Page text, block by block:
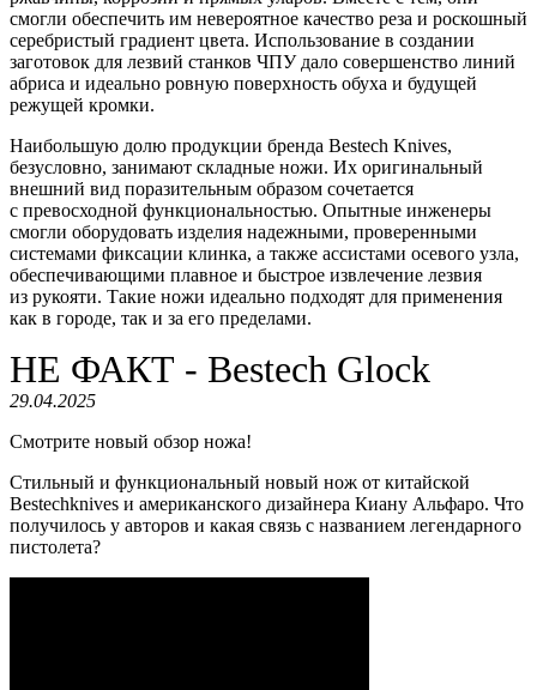
смогли обеспечить им невероятное качество реза и роскошный
серебристый градиент цвета. Использование в создании
заготовок для лезвий станков ЧПУ дало совершенство линий
абриса и идеально ровную поверхность обуха и будущей
режущей кромки.
Наибольшую долю продукции бренда Bestech Knives,
безусловно, занимают складные ножи. Их оригинальный
внешний вид поразительным образом сочетается
с превосходной функциональностью. Опытные инженеры
смогли оборудовать изделия надежными, проверенными
системами фиксации клинка, а также ассистами осевого узла,
обеспечивающими плавное и быстрое извлечение лезвия
из рукояти. Такие ножи идеально подходят для применения
как в городе, так и за его пределами.
НЕ ФАКТ - Bestech Glock
29.04.2025
Смотрите новый обзор ножа!
Стильный и функциональный новый нож от китайской
Bestechknives и американского дизайнера Киану Альфаро. Что
получилось у авторов и какая связь с названием легендарного
пистолета?